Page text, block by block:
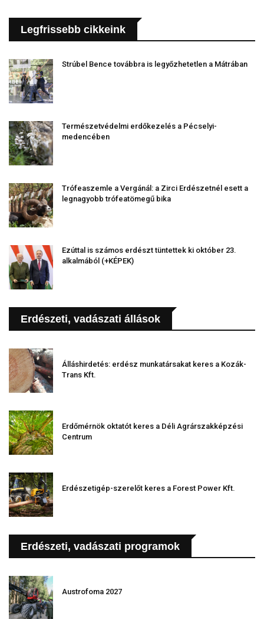
Legfrissebb cikkeink
Strúbel Bence továbbra is legyőzhetetlen a Mátrában
Természetvédelmi erdőkezelés a Pécselyi-
medencében
Trófeaszemle a Vergánál: a Zirci Erdészetnél esett a
legnagyobb trófeatömegű bika
Ezúttal is számos erdészt tüntettek ki október 23.
alkalmából (+KÉPEK)
Erdészeti, vadászati állások
Álláshirdetés: erdész munkatársakat keres a Kozák-
Trans Kft.
Erdőmérnök oktatót keres a Déli Agrárszakképzési
Centrum
Erdészetigép-szerelőt keres a Forest Power Kft.
Erdészeti, vadászati programok
Austrofoma 2027